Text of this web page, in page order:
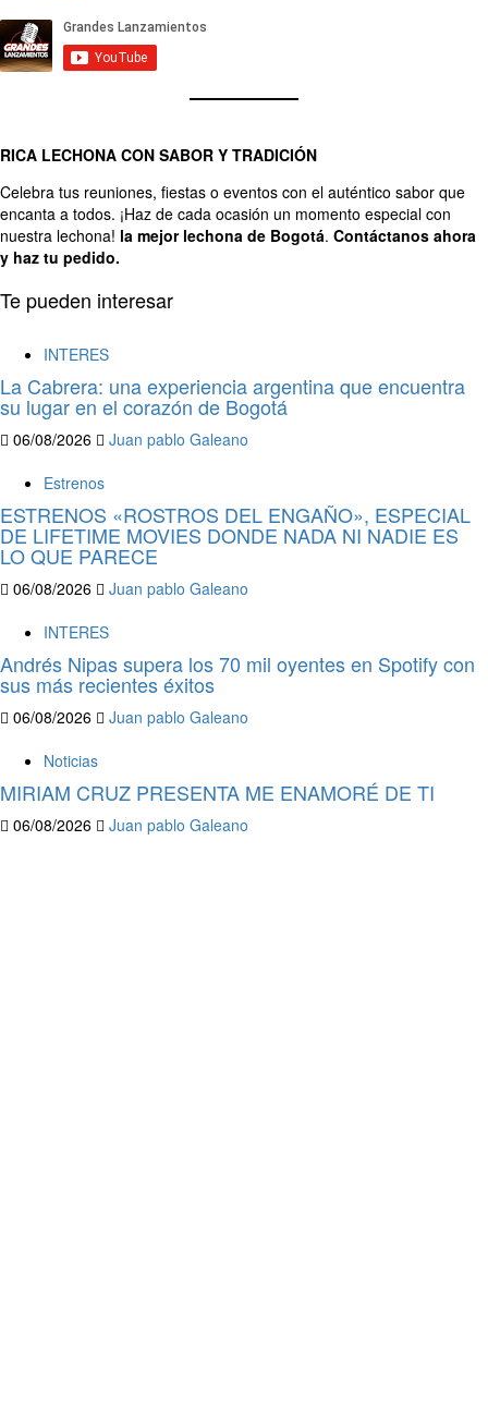
RICA LECHONA CON SABOR Y TRADICIÓN
Celebra tus reuniones, fiestas o eventos con el auténtico sabor que
encanta a todos. ¡Haz de cada ocasión un momento especial con
nuestra lechona! la mejor lechona de Bogotá. Contáctanos ahora
y haz tu pedido.
Te pueden interesar
INTERES
La Cabrera: una experiencia argentina que encuentra
su lugar en el corazón de Bogotá
06/08/2026
Juan pablo Galeano
Estrenos
ESTRENOS «ROSTROS DEL ENGAÑO», ESPECIAL
DE LIFETIME MOVIES DONDE NADA NI NADIE ES
LO QUE PARECE
06/08/2026
Juan pablo Galeano
INTERES
Andrés Nipas supera los 70 mil oyentes en Spotify con
sus más recientes éxitos
06/08/2026
Juan pablo Galeano
Noticias
MIRIAM CRUZ PRESENTA ME ENAMORÉ DE TI
06/08/2026 Juan pablo Galeano